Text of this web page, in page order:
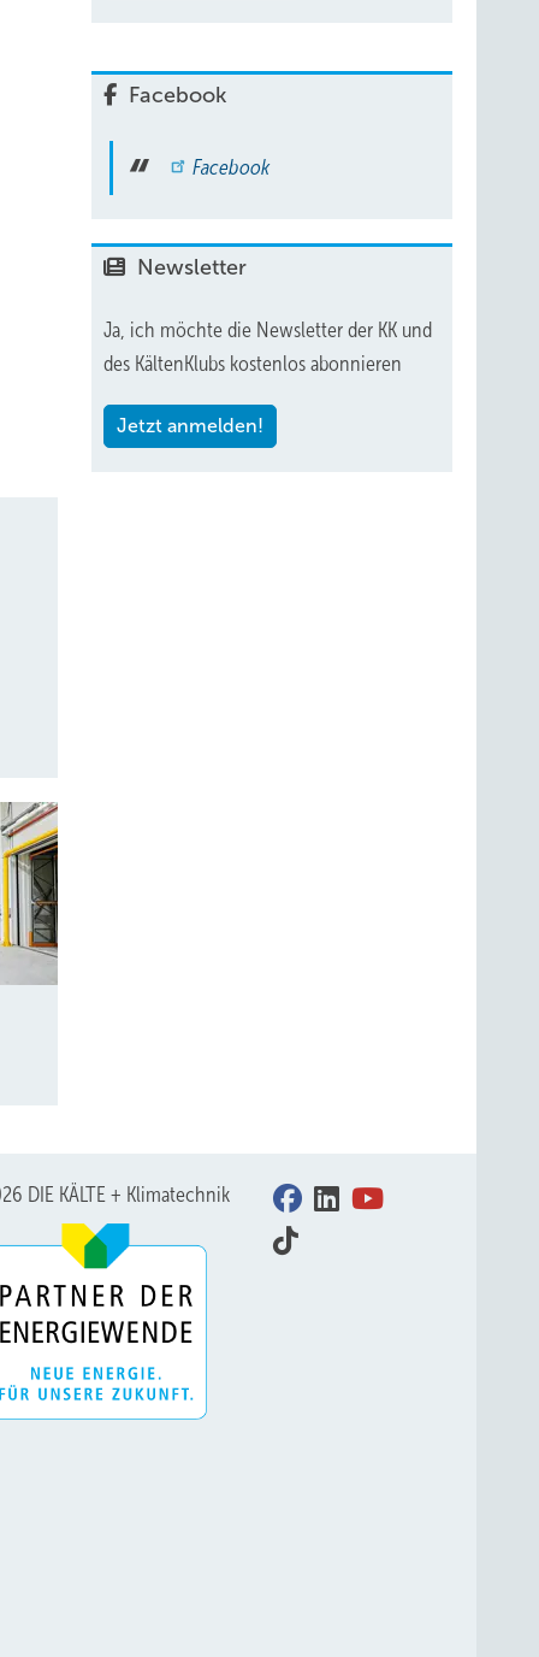
Facebook
Facebook
Newsletter
Ja, ich möchte die Newsletter der KK und
des KältenKlubs kostenlos abonnieren
Jetzt anmelden!
DIE KÄLTE + Klimatechnik